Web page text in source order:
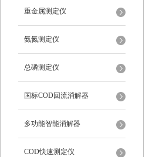
重金属测定仪
氨氮测定仪
总磷测定仪
国标COD回流消解器
多功能智能消解器
COD快速测定仪